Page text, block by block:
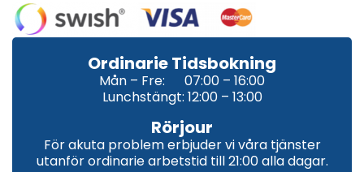
Ordinarie Tidsbokning
Mån – Fre: 07:00 – 16:00
Lunchstängt: 12:00 – 13:00
Rörjour
För akuta problem erbjuder vi våra tjänster
utanför ordinarie arbetstid till 21:00 alla dagar.